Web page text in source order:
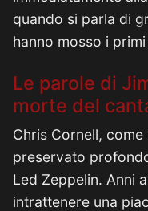
quando si parla di
hanno mosso i
Le parole di
morte del
Chris Cornell,
preservato
Led Zeppelin. Anni
intrattenere una